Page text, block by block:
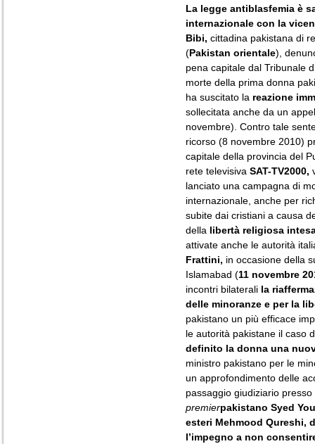
La legge antiblasfemia è
internazionale con la
Bibi, cittadina pakistana di
(Pakistan orientale),
pena capitale dal Tribunale
morte della prima donna
ha suscitato la reazione
sollecitata anche da un
novembre). Contro tale
ricorso (8 novembre 2010)
capitale della provincia del
rete televisiva SAT-TV2000,
lanciato una campagna di
internazionale, anche per
subite dai cristiani a causa
della libertà religiosa
attivate anche le autorità
Frattini, in occasione della
Islamabad (11 novembre
incontri bilaterali la
delle minoranze e per la
pakistano un più efficace
le autorità pakistane il caso
definito la donna una
ministro pakistano per le
un approfondimento delle
passaggio giudiziario
premierpakistano Syed
esteri Mehmood Qureshi,
l’impegno a non